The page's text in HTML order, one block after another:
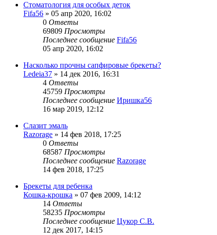
Стоматология для особых деток
Fifa56 » 05 апр 2020, 16:02
0 Ответы
69809 Просмотры
Последнее сообщение Fifa56
05 апр 2020, 16:02
Насколько прочны сапфировые брекеты?
Ledeia37 » 14 дек 2016, 16:31
4 Ответы
45759 Просмотры
Последнее сообщение Иришка56
16 мар 2019, 12:12
Слазит эмаль
Razorage » 14 фев 2018, 17:25
0 Ответы
68587 Просмотры
Последнее сообщение Razorage
14 фев 2018, 17:25
Брекеты для ребенка
Кошка-крошка » 07 фев 2009, 14:12
14 Ответы
58235 Просмотры
Последнее сообщение Цукор С.В.
12 дек 2017, 14:15